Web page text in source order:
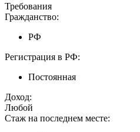
Требования
Гражданство:
РФ
Регистрация в РФ:
Постоянная
Доход:
Любой
Стаж на последнем месте: